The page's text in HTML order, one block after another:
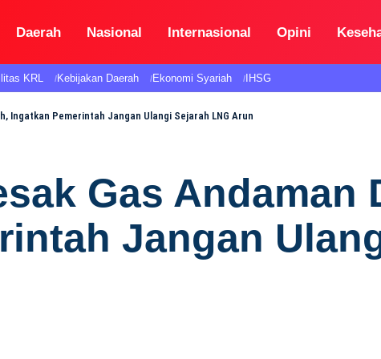
Daerah Nasional Internasional Opini
KRL Kebijakan Daerah Ekonomi Syariah IHSG
Ingatkan Pemerintah Jangan Ulangi Sejarah LNG Arun
Gas Andaman
Jangan